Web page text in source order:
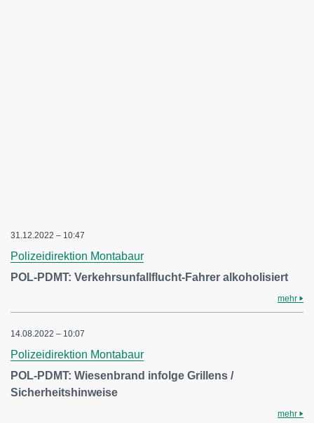
31.12.2022 – 10:47
Polizeidirektion Montabaur
POL-PDMT: Verkehrsunfallflucht-Fahrer alkoholisiert
mehr
14.08.2022 – 10:07
Polizeidirektion Montabaur
POL-PDMT: Wiesenbrand infolge Grillens /
Sicherheitshinweise
mehr